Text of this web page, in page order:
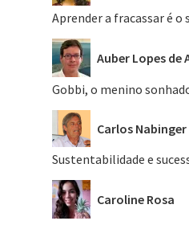
Aprender a fracassar é o
Auber Lopes de
Gobbi, o menino
Carlos Nabinger
Sustentabilidade e
Caroline Rosa